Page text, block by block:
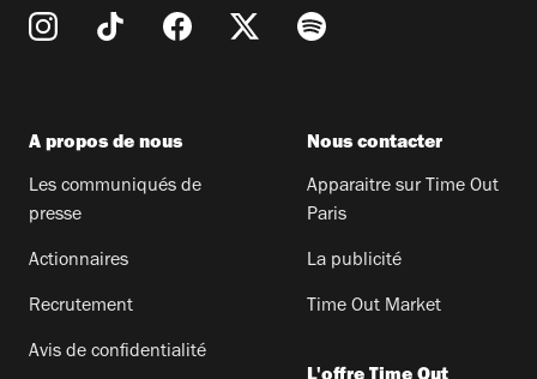
A propos de nous
Les communiqués de
presse
Actionnaires
Recrutement
Avis de confidentialité
Nous contacter
Apparaitre sur Time Out
Paris
La publicité
Time Out Market